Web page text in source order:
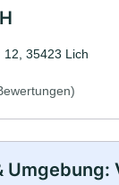
12, 35423 Lich
Umgebung: